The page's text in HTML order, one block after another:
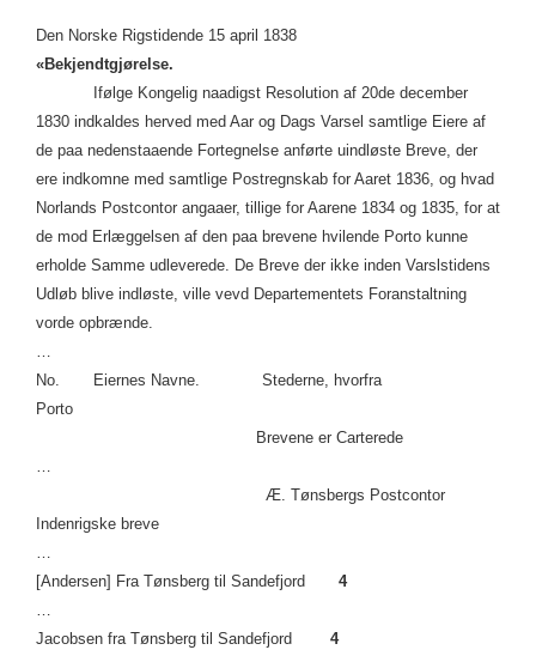
Den Norske Rigstidende 15 april 1838
«Bekjendtgjørelse.
Ifølge Kongelig naadigst Resolution af 20de december
1830 indkaldes herved med Aar og Dags Varsel samtlige Eiere af
de paa nedenstaaende Fortegnelse anførte uindløste Breve, der
ere indkomne med samtlige Postregnskab for Aaret 1836, og hvad
Norlands Postcontor angaaer, tillige for Aarene 1834 og 1835, for at
de mod Erlæggelsen af den paa brevene hvilende Porto kunne
erholde Samme udleverede. De Breve der ikke inden Varslstidens
Udløb blive indløste, ville vevd Departementets Foranstaltning
vorde opbrænde.
…
No. Eiernes Navne. Stederne, hvorfra
Porto
Brevene er Carterede
…
Æ. Tønsbergs Postcontor
Indenrigske breve
…
[Andersen] Fra Tønsberg til Sandefjord 4
…
Jacobsen fra Tønsberg til Sandefjord 4